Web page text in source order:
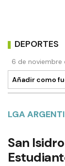
DEPORTES
6 de noviembre
Añadir como
LGA
San